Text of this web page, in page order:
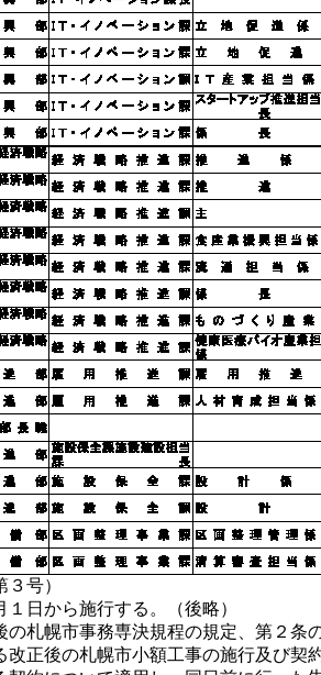
３号）
日から施行する。（後略）
札幌市事務専決規程の規定、第２条
改正後の札幌市小額工事の施行及び